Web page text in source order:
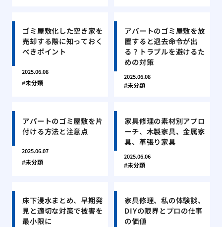
ゴミ屋敷化した空き家を
売却する際に知っておく
べきポイント
2025.06.08
未分類
アパートのゴミ屋敷を放
置すると退去命令が出
る？トラブルを避けるた
めの対策
2025.06.08
未分類
アパートのゴミ屋敷を片
付ける方法と注意点
2025.06.07
未分類
家具修理の素材別アプロ
ーチ、木製家具、金属家
具、革張り家具
2025.06.06
未分類
床下浸水まとめ、早期発
見と適切な対策で被害を
最小限に
家具修理、私の体験談、
DIYの限界とプロの仕事
の価値